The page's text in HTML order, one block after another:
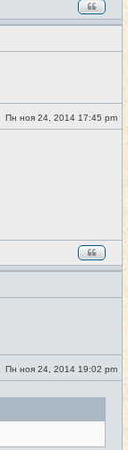
#16
С
о
Пн ноя 24, 2014 17:45 pm
#17
С
о
б
е
Пн ноя 24, 2014 19:02 pm